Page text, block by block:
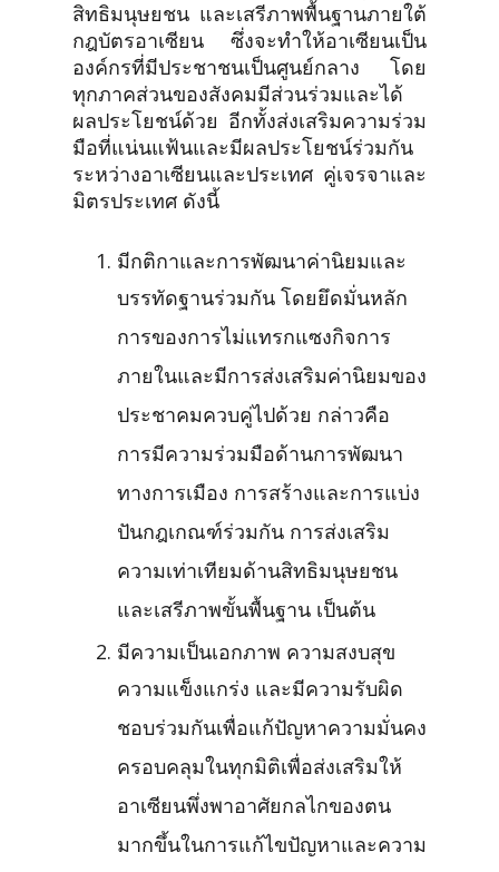
สิทธิมนุษยชน และเสรีภาพพื้นฐานภายใต้
กฎบัตรอาเซียน ซึ่งจะทำให้อาเซียนเป็น
องค์กรที่มีประชาชนเป็นศูนย์กลาง โดย
ทุกภาคส่วนของสังคมมีส่วนร่วมและได้
ผลประโยชน์ด้วย อีกทั้งส่งเสริมความร่วม
มือที่แน่นแฟ้นและมีผลประโยชน์ร่วมกัน
ระหว่างอาเซียนและประเทศ คู่เจรจาและ
มิตรประเทศ ดังนี้
มีกติกาและการพัฒนาค่านิยมและ
บรรทัดฐานร่วมกัน โดยยึดมั่นหลัก
การของการไม่แทรกแซงกิจการ
ภายในและมีการส่งเสริมค่านิยมของ
ประชาคมควบคู่ไปด้วย กล่าวคือ
การมีความร่วมมือด้านการพัฒนา
ทางการเมือง การสร้างและการแบ่ง
ปันกฎเกณฑ์ร่วมกัน การส่งเสริม
ความเท่าเทียมด้านสิทธิมนุษยชน
และเสรีภาพขั้นพื้นฐาน เป็นต้น
มีความเป็นเอกภาพ ความสงบสุข
ความแข็งแกร่ง และมีความรับผิด
ชอบร่วมกันเพื่อแก้ปัญหาความมั่นคง
ครอบคลุมในทุกมิติเพื่อส่งเสริมให้
อาเซียนพึ่งพาอาศัยกลไกของตน
มากขึ้นในการแก้ไขปัญหาและความ